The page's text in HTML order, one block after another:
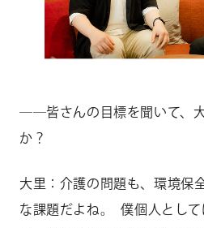
――皆さんの目標を聞いて、
か？
大里：介護の問題も、環境保
な課題だよね。 僕個人とし